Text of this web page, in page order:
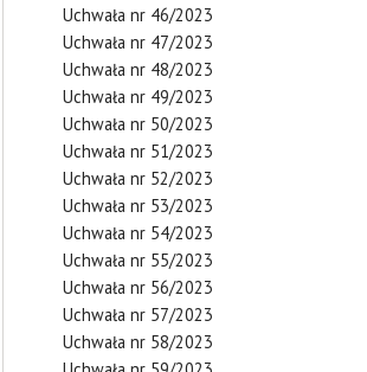
Uchwała nr 46/2023
Uchwała nr 47/2023
Uchwała nr 48/2023
Uchwała nr 49/2023
Uchwała nr 50/2023
Uchwała nr 51/2023
Uchwała nr 52/2023
Uchwała nr 53/2023
Uchwała nr 54/2023
Uchwała nr 55/2023
Uchwała nr 56/2023
Uchwała nr 57/2023
Uchwała nr 58/2023